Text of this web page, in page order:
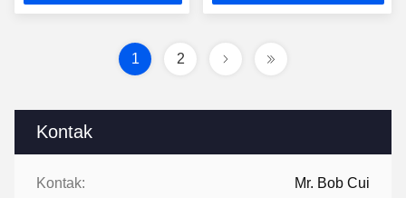
Kontak
Kontak: Mr. Bob Cui
1 2